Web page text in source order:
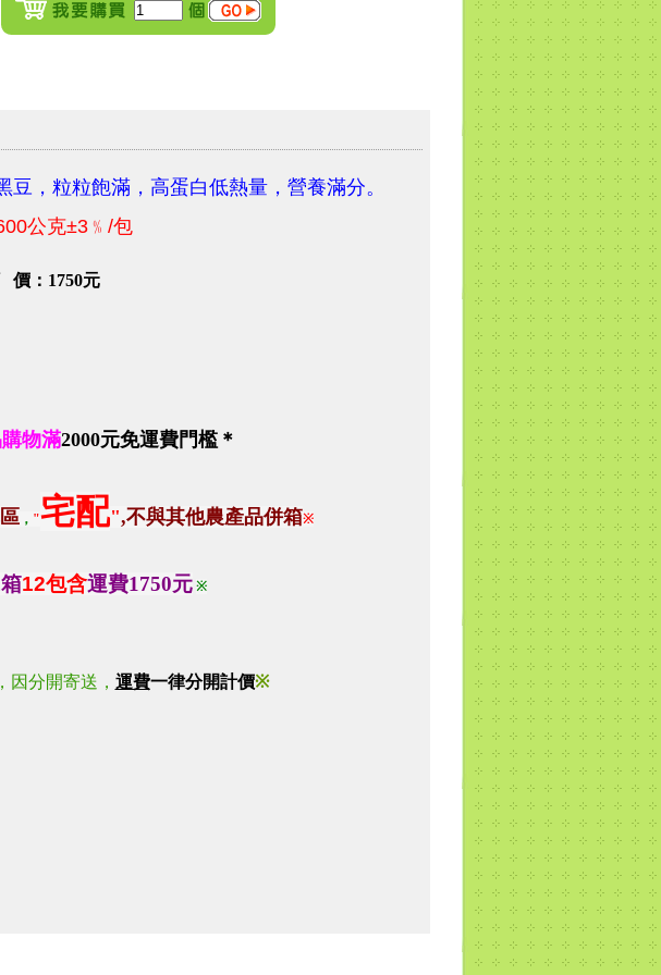
豆，粒粒飽滿，高蛋白低熱量，營養滿分。
公克±3﹪/包
價：1750元
物滿2000元免運費門檻＊
， "宅配",不與其他農產品併箱※
箱12包含運費1750元 ※
因分開寄送， 運費一律分開計價※